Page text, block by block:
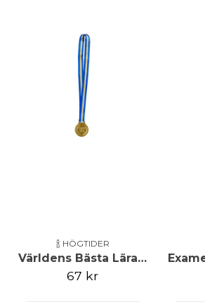
🍾 HÖGTIDER
Världens Bästa Lärare - Medalj i Metall
67 kr